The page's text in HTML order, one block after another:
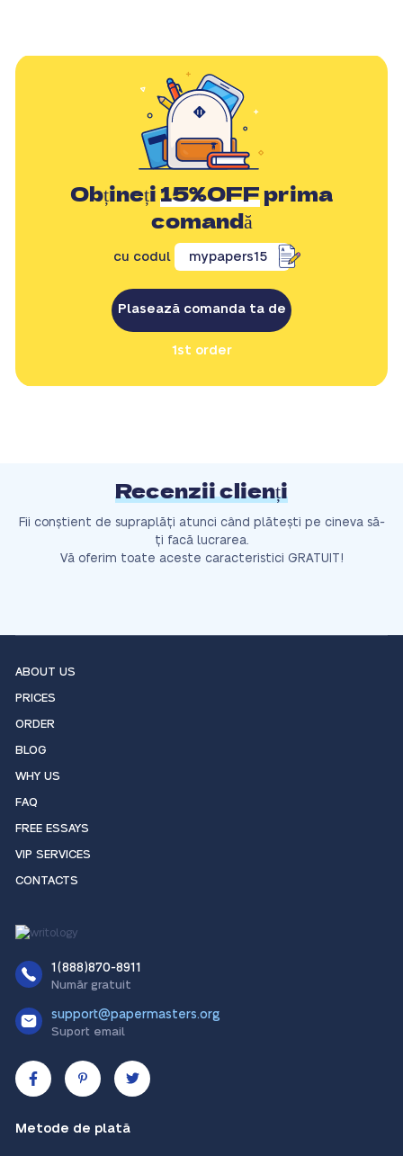
Obțineți15%OFFprima
comandă
cu codul mypapers15
Plasează comanda ta de
1st order
Recenzii clienți
Fii conștient de supraplăți atunci când plătești pe cineva să-
ți facă lucrarea.
Vă oferim toate aceste caracteristici GRATUIT!
ABOUT US
PRICES
ORDER
BLOG
WHY US
FAQ
FREE ESSAYS
VIP SERVICES
CONTACTS
1(888)870-8911
Număr gratuit
support@papermasters.org
Suport email
Metode de plată